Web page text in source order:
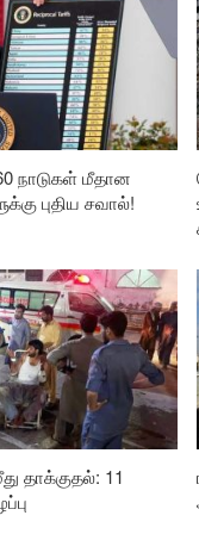
நாடுகள் மீதான
புதிய சவால்!
தாக்குதல்: 11